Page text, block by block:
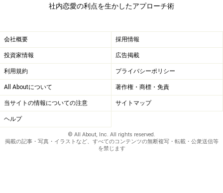
社内恋愛の利点を生かしたアプローチ術
会社概要 採用情報
投資家情報 広告掲載
利用規約 プライバシーポリシー
All Aboutについて 著作権・商標・免責
当サイトの情報についての注意 サイトマップ
ヘルプ
© All About, Inc. All rights reserved.
掲載の記事・写真・イラストなど、すべてのコンテンツの無断複写・転載・公衆送信等
を禁じます